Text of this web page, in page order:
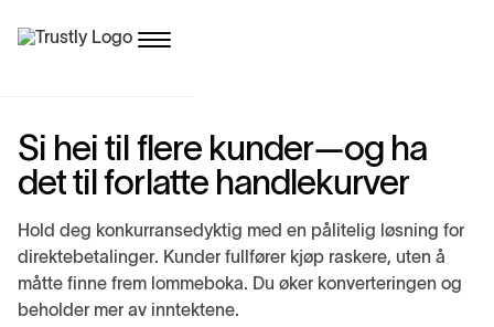
Si hei til flere kunder—og ha
dettilforlatte handlekurver
Hold deg konkurransedyktig med en pålitelig løsning for
direktebetalinger. Kunder fullfører kjøp raskere, uten å
måtte finne frem lommeboka. Du øker konverteringen og
beholder mer av inntektene.